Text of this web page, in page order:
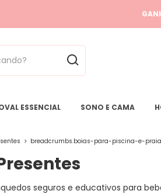
ESSENCIAL SONO E CAMA
> breadcrumbs.boias-para-piscina-e-praia
seguros e educativos para